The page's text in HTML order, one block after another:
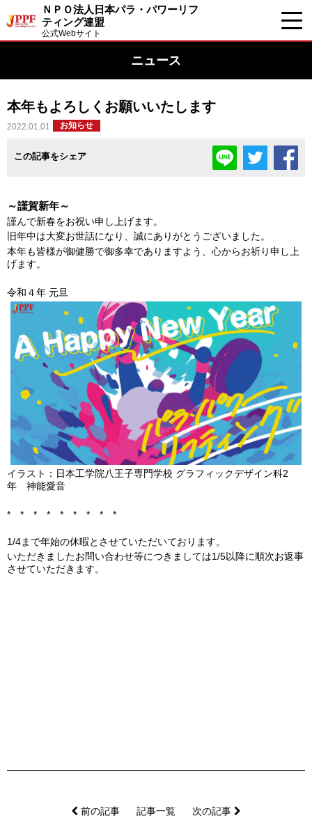
ＮＰＯ法人日本パラ・パワーリフ
ティング連盟
公式Webサイト
ニュース
本年もよろしくお願いいたします
2022.01.01 お知らせ
この記事をシェア
～謹賀新年～
謹んで新春をお祝い申し上げます。
旧年中は大変お世話になり、誠にありがとうございました。
本年も皆様が御健勝で御多幸でありますよう、心からお祈り申し上
げます。
令和４年 元旦
イラスト：日本工学院八王子専門学校 グラフィックデザイン科2
年 神能愛音
* * * * * * * * *
1/4まで年始の休暇とさせていただいております。
いただきましたお問い合わせ等につきましては1/5以降に順次お返事
させていただきます。
前の記事 記事一覧 次の記事